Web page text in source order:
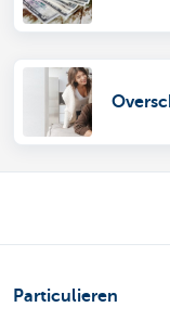
Particulieren